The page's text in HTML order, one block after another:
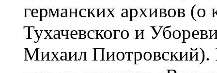
германских архивов (о
Тухачевского и
Михаил Пиотровский).